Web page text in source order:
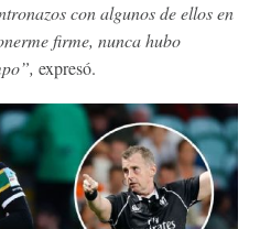
con algunos de ellos en
firme, nunca hubo
expresó.